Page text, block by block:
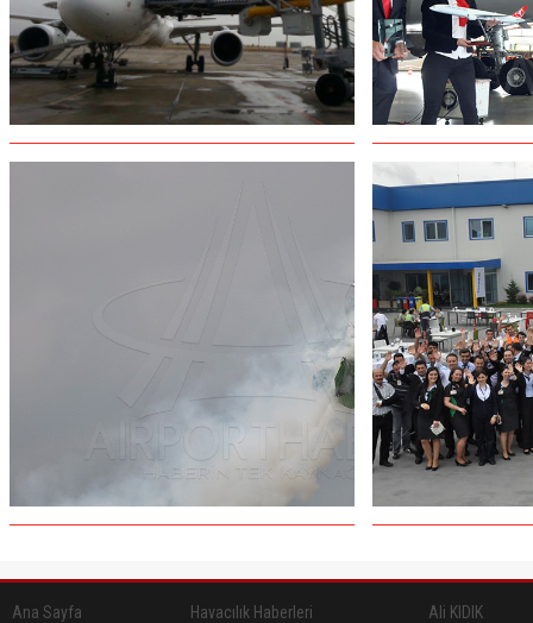
Ana Sayfa
Havacılık Haberleri
Ali KIDIK